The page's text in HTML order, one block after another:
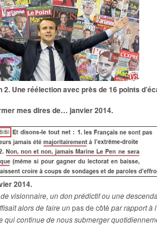
2. Une réélection avec près de 16 points
mes dires de… janvier 2014.
2014.
visionnaire, un don prédictif ou une
alors de faire unpas de côté par rapport à
qui continue de nous submerger